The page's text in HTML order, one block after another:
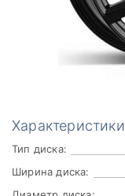
Характеристики
Тип диска:
Ширина диска: